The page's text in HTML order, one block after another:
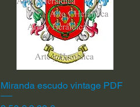
Vista rápida
Miranda escudo vintage PDF